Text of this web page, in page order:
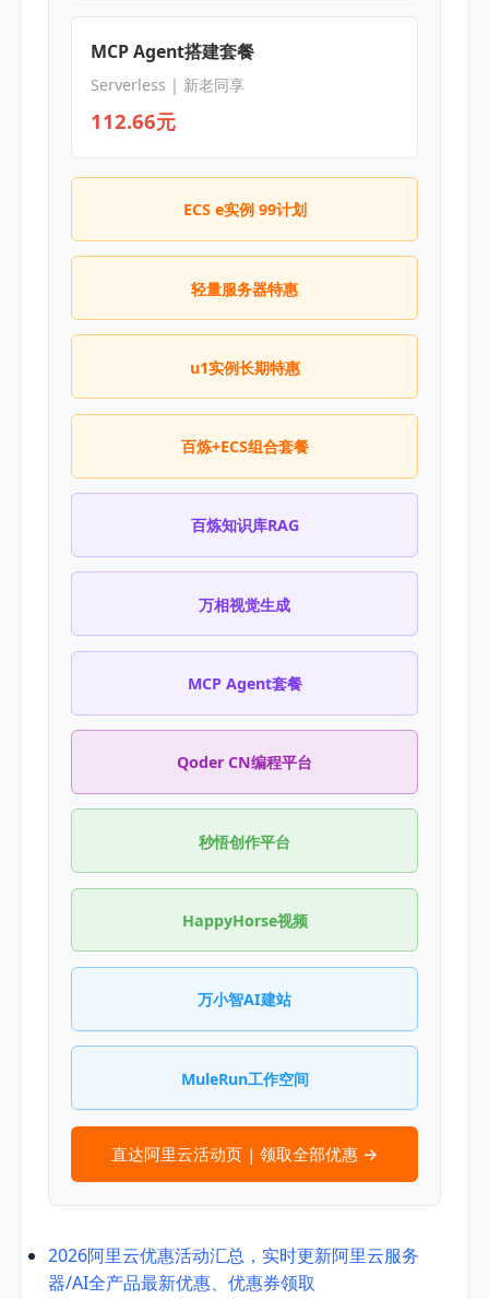
MCP Agent搭建套餐
Serverless | 新老同享
112.66元
ECS e实例 99计划
轻量服务器特惠
u1实例长期特惠
百炼+ECS组合套餐
百炼知识库RAG
万相视觉生成
MCP Agent套餐
Qoder CN编程平台
秒悟创作平台
HappyHorse视频
万小智AI建站
MuleRun工作空间
直达阿里云活动页 | 领取全部优惠 →
2026阿里云优惠活动汇总，实时更新阿里云服务
器/AI全产品最新优惠、优惠券领取